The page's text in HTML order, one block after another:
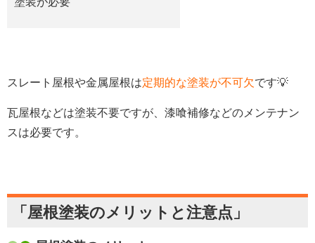
スレート屋根や金属屋根は定期的な塗装が不可欠です💡
瓦屋根などは塗装不要ですが、漆喰補修などのメンテナン
スは必要です。
「屋根塗装のメリットと注意点」